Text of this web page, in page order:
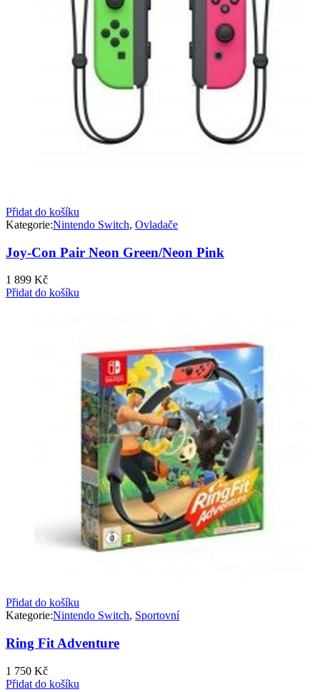
Přidat do košíku
Kategorie:Nintendo Switch, Ovladače
Joy-Con Pair Neon Green/Neon Pink
1 899 Kč
Přidat do košíku
Přidat do košíku
Kategorie:Nintendo Switch, Sportovní
Ring Fit Adventure
1 750 Kč
Přidat do košíku